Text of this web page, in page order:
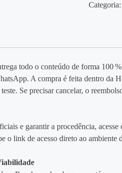
Categoria:
todo o conteúdo de forma 100
A compra é feita dentro da
Se precisar cancelar, o
e garantir a procedência,
o link de acesso direto ao ambiente